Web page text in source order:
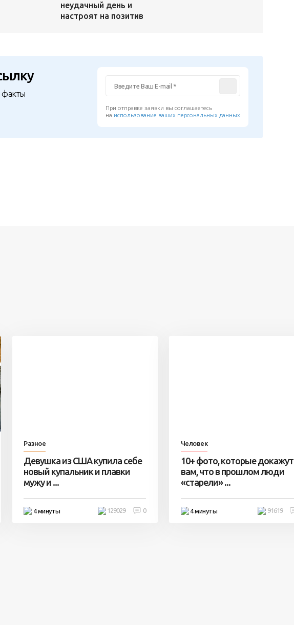
неудачный день и
настроят на позитив
факты
При отправке заявки вы соглашаетесь
на использование ваших персональных данных
Разное
Девушка из США купила себе
новый купальник и плавки
мужу и ...
4 минуты 0
129029
Человек
10+ фото, которые докажут
вам, что в прошлом люди
«старели» ...
4 минуты 91619